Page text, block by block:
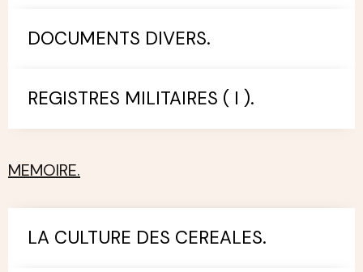
DOCUMENTS DIVERS.
REGISTRES MILITAIRES ( I ).
MEMOIRE.
LA CULTURE DES CEREALES.